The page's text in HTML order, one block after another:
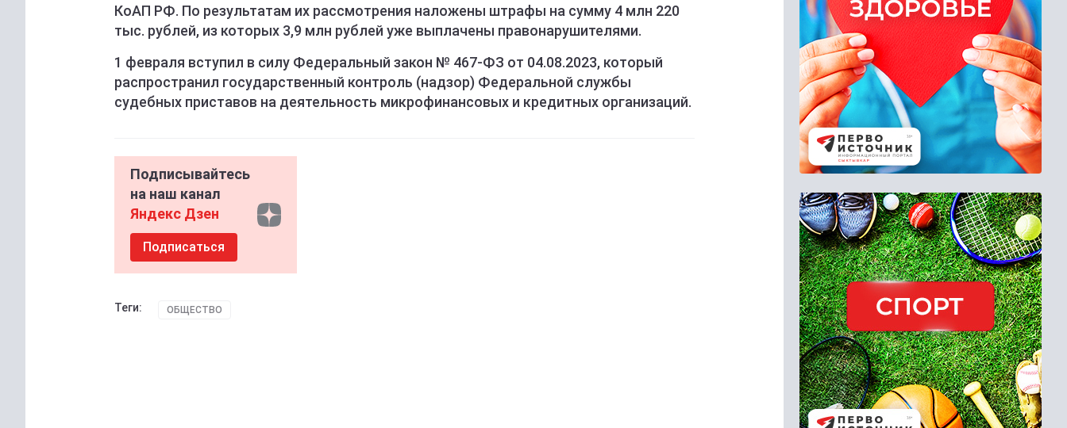
КоАП РФ. По результатам их рассмотрения наложены штрафы на сумму 4 млн 220
тыс. рублей, из которых 3,9 млн рублей уже выплачены правонарушителями.
1 февраля вступил в силу Федеральный закон № 467-ФЗ от 04.08.2023, который
распространил государственный контроль (надзор) Федеральной службы
судебных приставов на деятельность микрофинансовых и кредитных организаций.
Подписывайтесь
на наш канал
Яндекс Дзен
Подписаться
Теги: ОБЩЕСТВО